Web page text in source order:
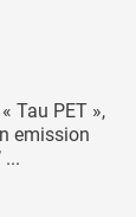
Tau PET »,
emission
...